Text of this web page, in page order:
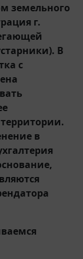
земельного
г.
В
с
в